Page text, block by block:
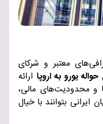
معتبر و شرکای
حواله یورو به اروپا ارائه
و محدودیت‌های مالی،
بتوانند با خیال